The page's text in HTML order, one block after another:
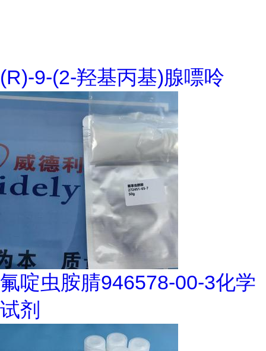
(R)-9-(2-羟基丙基)腺嘌呤
氟啶虫胺腈946578-00-3化学
试剂